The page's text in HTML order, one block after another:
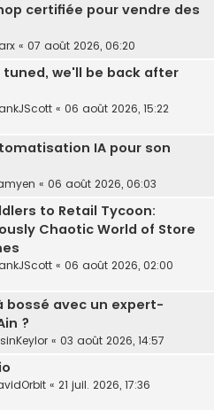
certifiée pour vendre des
« 07 août 2026, 06:20
tuned, we'll be back after
« 06 août 2026, 15:22
IA pour son
« 06 août 2026, 06:03
to Retail Tycoon:
Chaotic World of Store
« 06 août 2026, 02:00
bossé avec un expert-
?
« 03 août 2026, 14:57
« 21 juil. 2026, 17:36